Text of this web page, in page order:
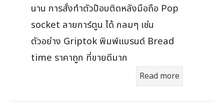
นาน การสั่งทำตัวป๊อบติดหลังมือถือ Pop
socket ลายการ์ตูน ได้ กลมๆ เช่น
ตัวอย่าง Griptok พิมพ์แบรนด์ Bread
time ราคาถูก ที่ขายดีมาก
Read more